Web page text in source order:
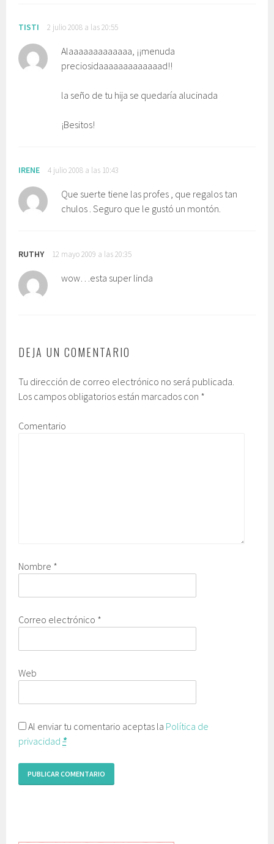
TISTI 2 julio 2008 a las 20:55
Alaaaaaaaaaaaaa, ¡¡menuda
preciosidaaaaaaaaaaaaad!!
la seño de tu hija se quedaría alucinada
¡Besitos!
IRENE 4 julio 2008 a las 10:43
Que suerte tiene las profes , que regalos tan
chulos . Seguro que le gustó un montón.
RUTHY 12 mayo 2009 a las 20:35
wow…esta super linda
DEJA UN COMENTARIO
Tu dirección de correo electrónico no será publicada.
Los campos obligatorios están marcados con *
Comentario
Nombre *
Correo electrónico *
Web
Al enviar tu comentario aceptas la Política de
privacidad *